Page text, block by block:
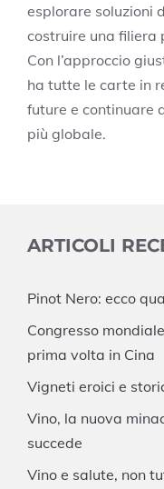
esplorare soluzioni
costruire una filiera
Con l’approccio
ha tutte le carte in
future e continuare
più globale.
ARTICOLI
Pinot Nero: ecco
Congresso
prima volta in Cina
Vigneti eroici e
Vino, la nuova
succede
Vino e salute, non